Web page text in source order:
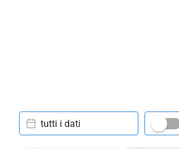
tutti i dati